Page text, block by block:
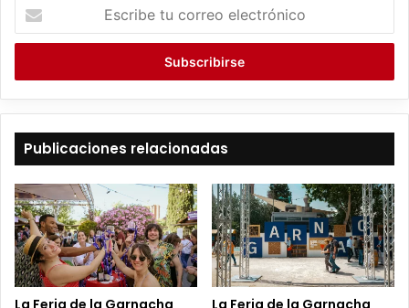
c
i
b
o
r
r
e
o
Publicaciones relacionadas
La Feria de la Garnacha
La Feria de la Garnacha